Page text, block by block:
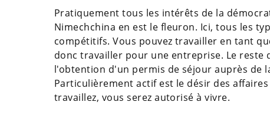
Pratiquement tous les intérêts de la
Nimechchina en est le fleuron. Ici, tous les
compétitifs. Vous pouvez travailler en tant
donc travailler pour une entreprise. Le reste
l'obtention d'un permis de séjour auprès de
Particulièrement actif est le désir des
travaillez, vous serez autorisé à vivre.